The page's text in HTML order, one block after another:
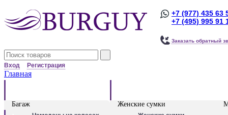
+7 (977) 435 63
+7 (495) 995 91
Заказать обратный
Вход Регистрация
Главная
Багаж Женские сумки